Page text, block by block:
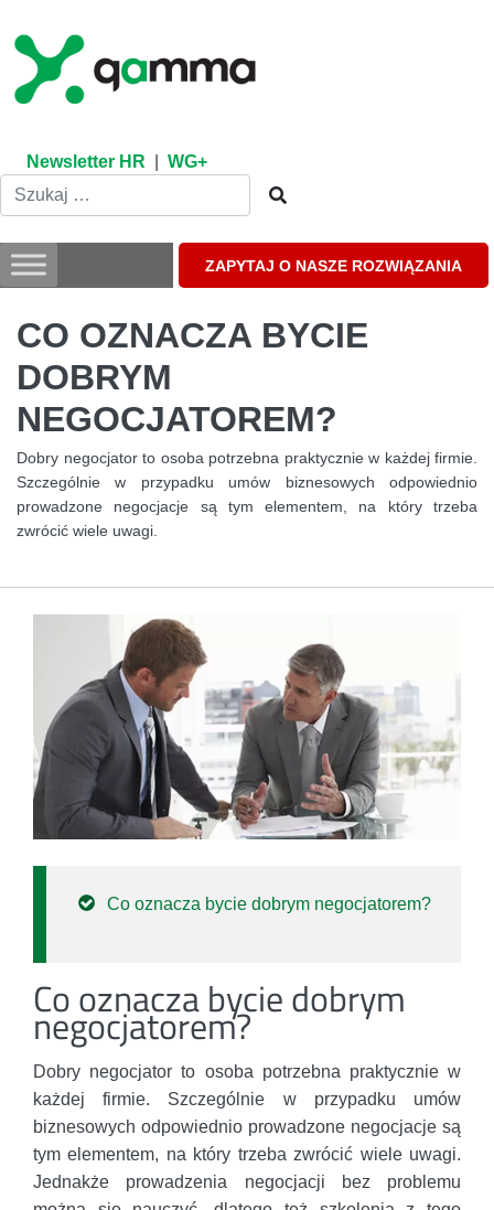
content
Newsletter HR WG+
ZAPYTAJ O NASZE ROZWIĄZANIA
CO OZNACZA BYCIE
DOBRYM
NEGOCJATOREM?
Dobry negocjator to osoba potrzebna praktycznie w każdej firmie.
Szczególnie w przypadku umów biznesowych odpowiednio
prowadzone negocjacje są tym elementem, na który trzeba
zwrócić wiele uwagi.
Co oznacza bycie dobrym negocjatorem?
Co oznacza bycie dobrym
negocjatorem?
Dobry negocjator to osoba potrzebna praktycznie w
każdej firmie. Szczególnie w przypadku umów
biznesowych odpowiednio prowadzone negocjacje są
tym elementem, na który trzeba zwrócić wiele uwagi.
Jednakże prowadzenia negocjacji bez problemu